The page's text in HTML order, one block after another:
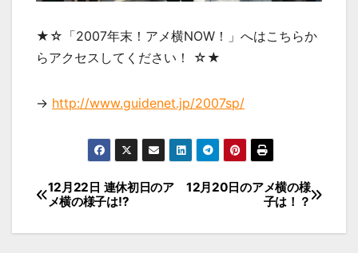
★☆「2007年末！アメ横NOW！」へはこちらか
らアクセスしてください！ ☆★
→ http://www.guidenet.jp/2007sp/
投
稿
ナ
12月20日のアメ横の様
子は！？
12月22日 連休初日のア
メ横の様子は!?